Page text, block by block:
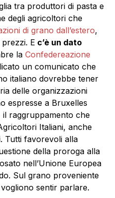
tra produttori di pasta e
degli agricoltori che
di grano dall’estero,
E c’è un dato
la Confedereazione
un comunicato che
italiano dovrebbe tener
delle organizzazioni
espresse a Bruxelles
raggruppamento che
Italiani, anche
Tutti favorevoli alla
della proroga alla
nell’Unione Europea
Sul grano proveniente
sentir parlare.